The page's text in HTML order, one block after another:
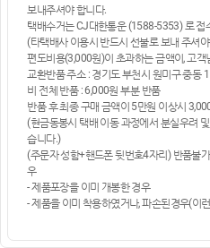
보내주셔야 합니다.
택배수거는 CJ대한통운 (1588-5353) 로 접
(타택배사 이용시 반드시 선불로 보내 주셔
편도비용(3,000원)이 초과하는 금액이, 고객
교환반품 주소 : 경기도 부천시 원미구 중동
비 전체 반품 : 6,000원 부분 반품
반품 후 최종 구매 금액이 5만원 이상시
(현금동봉시 택배 이동 과정에서 분실우려
습니다.)
(주문자 성함+핸드폰 뒷번호4자리) 반품불
우
- 제품포장을 이미 개봉한 경우
- 제품을 이미 착용하였거나, 파손된경우(이